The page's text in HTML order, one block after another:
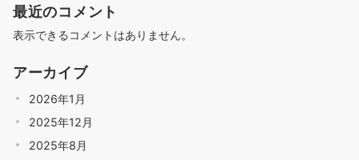
最近のコメント
表示できるコメントはありません。
アーカイブ
2026年1月
2025年12月
2025年8月